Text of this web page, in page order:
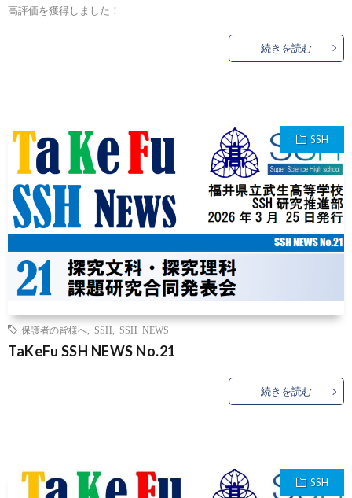
高評価を獲得しました！
続きを読む
SSH
保護者の皆様へ SSH SSH NEWS
TaKeFu SSH NEWS No.21
続きを読む
SSH